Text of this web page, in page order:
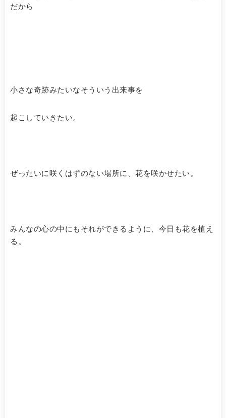
だから
小さな奇跡みたいなそういう出来事を
起こしていきたい。
ぜったいに咲くはずのない場所に、花を咲かせたい。
みんなの心の中にもそれができるように、今日も花を植え
る。